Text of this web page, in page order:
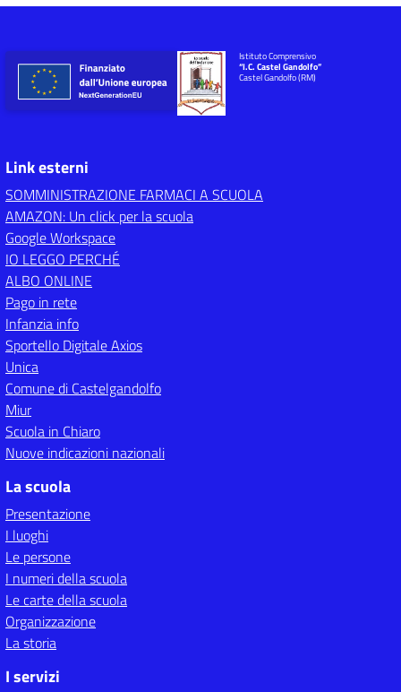
Istituto Comprensivo
“I.C. Castel Gandolfo”
Castel Gandolfo (RM)
Link esterni
SOMMINISTRAZIONE FARMACI A SCUOLA
AMAZON: Un click per la scuola
Google Workspace
IO LEGGO PERCHÉ
ALBO ONLINE
Pago in rete
Infanzia info
Sportello Digitale Axios
Unica
Comune di Castelgandolfo
Miur
Scuola in Chiaro
Nuove indicazioni nazionali
La scuola
Presentazione
I luoghi
Le persone
I numeri della scuola
Le carte della scuola
Organizzazione
La storia
I servizi